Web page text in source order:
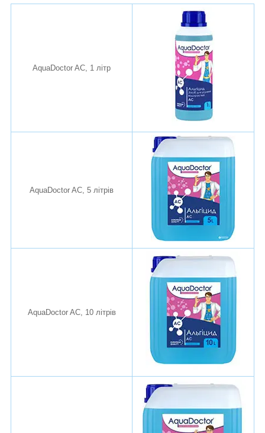
AquaDoctor AC, 1 літр
AquaDoctor AC, 5 літрів
AquaDoctor AC, 10 літрів